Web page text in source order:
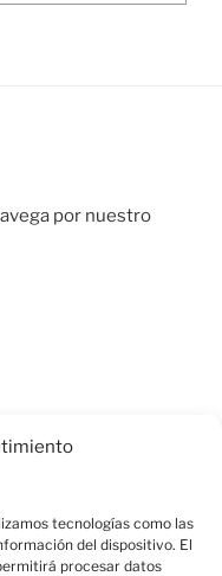
tecnologías como las
del dispositivo. El
procesar datos
por nuestro
| 17:30 a 21:00h